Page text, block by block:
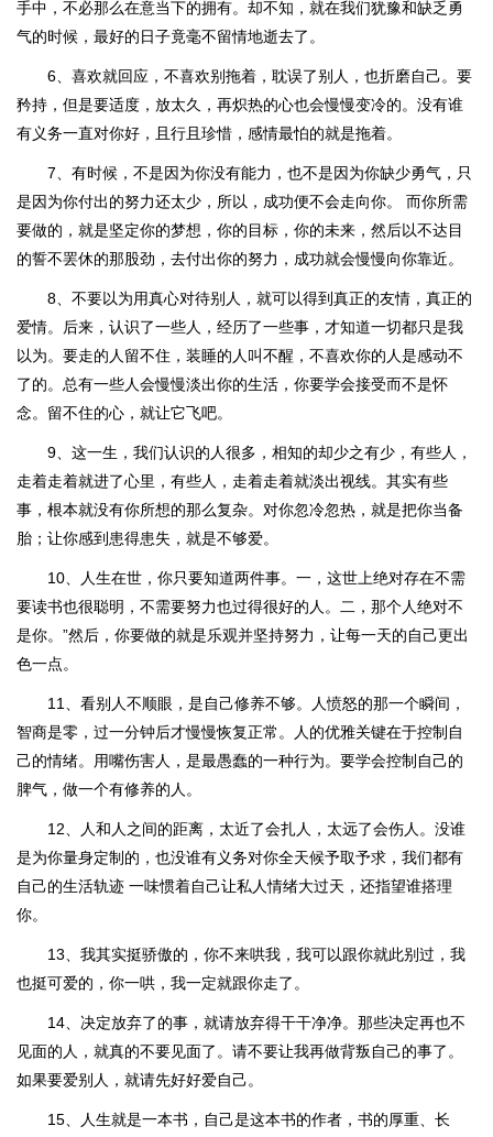
手中，不必那么在意当下的拥有。却不知，就在我们犹豫和缺乏勇
气的时候，最好的日子竟毫不留情地逝去了。
6、喜欢就回应，不喜欢别拖着，耽误了别人，也折磨自己。要
矜持，但是要适度，放太久，再炽热的心也会慢慢变冷的。没有谁
有义务一直对你好，且行且珍惜，感情最怕的就是拖着。
7、有时候，不是因为你没有能力，也不是因为你缺少勇气，只
是因为你付出的努力还太少，所以，成功便不会走向你。 而你所需
要做的，就是坚定你的梦想，你的目标，你的未来，然后以不达目
的誓不罢休的那股劲，去付出你的努力，成功就会慢慢向你靠近。
8、不要以为用真心对待别人，就可以得到真正的友情，真正的
爱情。后来，认识了一些人，经历了一些事，才知道一切都只是我
以为。要走的人留不住，装睡的人叫不醒，不喜欢你的人是感动不
了的。总有一些人会慢慢淡出你的生活，你要学会接受而不是怀
念。留不住的心，就让它飞吧。
9、这一生，我们认识的人很多，相知的却少之有少，有些人，
走着走着就进了心里，有些人，走着走着就淡出视线。其实有些
事，根本就没有你所想的那么复杂。对你忽冷忽热，就是把你当备
胎；让你感到患得患失，就是不够爱。
10、人生在世，你只要知道两件事。一，这世上绝对存在不需
要读书也很聪明，不需要努力也过得很好的人。二，那个人绝对不
是你。”然后，你要做的就是乐观并坚持努力，让每一天的自己更出
色一点。
11、看别人不顺眼，是自己修养不够。人愤怒的那一个瞬间，
智商是零，过一分钟后才慢慢恢复正常。人的优雅关键在于控制自
己的情绪。用嘴伤害人，是最愚蠢的一种行为。要学会控制自己的
脾气，做一个有修养的人。
12、人和人之间的距离，太近了会扎人，太远了会伤人。没谁
是为你量身定制的，也没谁有义务对你全天候予取予求，我们都有
自己的生活轨迹 一味惯着自己让私人情绪大过天，还指望谁搭理
你。
13、我其实挺骄傲的，你不来哄我，我可以跟你就此别过，我
也挺可爱的，你一哄，我一定就跟你走了。
14、决定放弃了的事，就请放弃得干干净净。那些决定再也不
见面的人，就真的不要见面了。请不要让我再做背叛自己的事了。
如果要爱别人，就请先好好爱自己。
15、人生就是一本书，自己是这本书的作者，书的厚重、长